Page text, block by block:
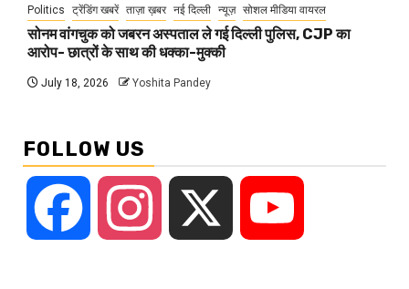
Politics ट्रेंडिंग खबरें ताज़ा ख़बर नई दिल्ली न्यूज़ सोशल मीडिया वायरल
सोनम वांगचुक को जबरन अस्पताल ले गई दिल्ली पुलिस, CJP का
आरोप- छात्रों के साथ की धक्का-मुक्की
July 18, 2026 Yoshita Pandey
FOLLOW US
Facebook Instagram